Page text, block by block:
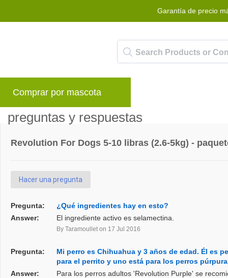
Garantía de precio
Comprar por mascota
preguntas y respuestas
Revolution For Dogs 5-10 libras (2.6-5kg) -
Hacer una pregunta
Pregunta:
¿Qué ingredientes hay en esto?
Answer:
El ingrediente activo es selamectina.
By Taramoullet on 17 Jul 2016
Pregunta:
Mi perro es Chihuahua y 3 años de edad. Él es
para el perrito y uno está para los perros
Answer:
Para los perros adultos 'Revolution Purple' se